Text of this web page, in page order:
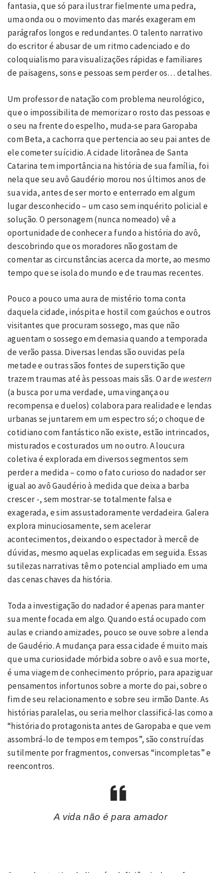
fantasia, que só para ilustrar fielmente uma pedra,
uma onda ou o movimento das marés exageram em
parágrafos longos e redundantes. O talento narrativo
do escritor é abusar de um ritmo cadenciado e do
coloquialismo para visualizações rápidas e familiares
de paisagens, sons e pessoas sem perder os… detalhes.
Um professor de natação com problema neurológico,
que o impossibilita de memorizar o rosto das pessoas e
o seu na frente do espelho, muda-se para Garopaba
com Beta, a cachorra que pertencia ao seu pai antes de
ele cometer suícidio. A cidade litorânea de Santa
Catarina tem importância na história de sua família, foi
nela que seu avô Gaudério morou nos últimos anos de
sua vida, antes de ser morto e enterrado em algum
lugar desconhecido – um caso sem inquérito policial e
solução. O personagem (nunca nomeado) vê a
oportunidade de conhecer a fundo a história do avô,
descobrindo que os moradores não gostam de
comentar as circunstâncias acerca da morte, ao mesmo
tempo que se isola do mundo e de traumas recentes.
Pouco a pouco uma aura de mistério toma conta
daquela cidade, inóspita e hostil com gaúchos e outros
visitantes que procuram sossego, mas que não
aguentam o sossego em demasia quando a temporada
de verão passa. Diversas lendas são ouvidas pela
metade e outras sãos fontes de superstição que
trazem traumas até às pessoas mais sãs. O ar dewestern
(a busca por uma verdade, uma vingança ou
recompensa e duelos) colabora para realidade e lendas
urbanas se juntarem em um espectro só; o choque de
cotidiano com fantástico não existe, estão intrincados,
misturados e costurados um no outro. A loucura
coletiva é explorada em diversos segmentos sem
perder a medida – como o fato curioso do nadador ser
igual ao avô Gaudério à medida que deixa a barba
crescer -, sem mostrar-se totalmente falsa e
exagerada, e sim assustadoramente verdadeira. Galera
explora minuciosamente, sem acelerar
acontecimentos, deixando o espectador à mercê de
dúvidas, mesmo aquelas explicadas em seguida. Essas
sutilezas narrativas têm o potencial ampliado em uma
das cenas chaves da história.
Toda a investigação do nadador é apenas para manter
sua mente focada em algo. Quando está ocupado com
aulas e criando amizades, pouco se ouve sobre a lenda
de Gaudério. A mudança para essa cidade é muito mais
que uma curiosidade mórbida sobre o avô e sua morte,
é uma viagem de conhecimento próprio, para apaziguar
pensamentos infortunos sobre a morte do pai, sobre o
fim de seu relacionamento e sobre seu irmão Dante. As
histórias paralelas, ou seria melhor classificá-las como a
“história do protagonista antes de Garopaba e que vem
assombrá-lo de tempos em tempos”, são construídas
sutilmente por fragmentos, conversas “incompletas” e
reencontros.
A vida não é para amador